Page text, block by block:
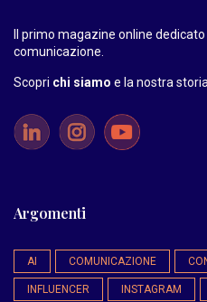
Il primo magazine online
comunicazione.
Scopri chi siamo e la nostra storia
Argomenti
AI COMUNICAZIONE
INFLUENCER INSTAGRAM